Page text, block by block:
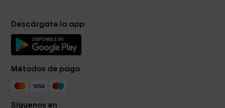
Descárgate la app
Métodos de pago
Síguenos en